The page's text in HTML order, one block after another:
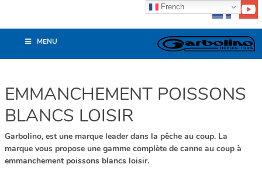
MENU
EMMANCHEMENT POISSONS
BLANCS LOISIR
Garbolino, est une marque leader dans la pêche au coup. La
marque vous propose une gamme complète de canne au coup à
emmanchement poissons blancs loisir.
French